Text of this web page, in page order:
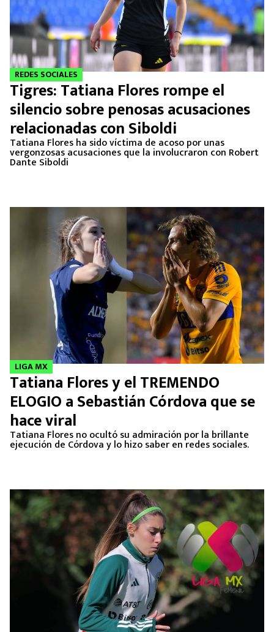
REDES SOCIALES
Tigres: Tatiana Flores rompe el
silencio sobre penosas acusaciones
relacionadas con Siboldi
Tatiana Flores ha sido víctima de acoso por unas
vergonzosas acusaciones que la involucraron con Robert
Dante Siboldi
LIGA MX
Tatiana Flores y el TREMENDO
ELOGIO a Sebastián Córdova que se
hace viral
Tatiana Flores no ocultó su admiración por la brillante
ejecución de Córdova y lo hizo saber en redes sociales.